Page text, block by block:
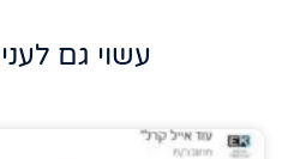
עשוי גם